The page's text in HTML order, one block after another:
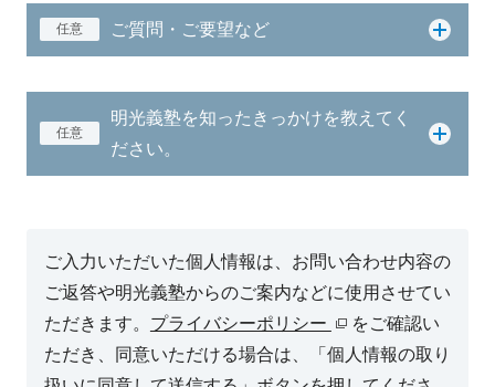
任意 ご質問・ご要望など
任意
明光義塾を知ったきっかけを教えてく
ださい。
ご入力いただいた個人情報は、お問い合わせ内容の
ご返答や明光義塾からのご案内などに使用させてい
ただきます。 プライバシーポリシー
をご確認い
ただき、同意いただける場合は、「個人情報の取り